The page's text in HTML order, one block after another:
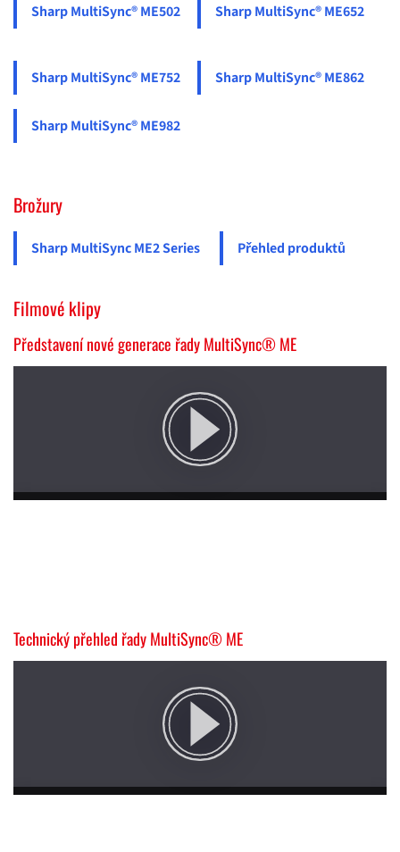
Sharp MultiSync® ME502 Sharp MultiSync® ME652
Sharp MultiSync® ME752 Sharp MultiSync® ME862
Sharp MultiSync® ME982
Brožury
Sharp MultiSync ME2 Series Přehled produktů
Filmové klipy
Představení nové generace řady MultiSync® ME
Technický přehled řady MultiSync® ME